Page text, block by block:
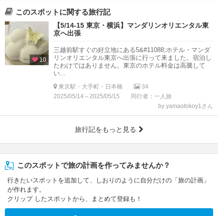
このスポットに関する旅行記
10
【5/14-15 東京・横浜】マンダリンオリエンタル東
京へ出張
三越前駅すぐの好立地にある5&#11088;︎ホテル・マンダ
リンオリエンタル東京へ出張に行って来ました。宿泊し
たわけではありません。東京のホテル料金は高騰して
い...
東京駅・大手町・日本橋
34
2025/05/14～2025/05/15
同行者：一人旅
by yamaotokoy1さん
旅行記をもっと見る
このスポットで旅の計画を作ってみませんか？
行きたいスポットを追加して、しおりのように自分だけの「旅の計画」
が作れます。
クリップ したスポットから、まとめて登録も！